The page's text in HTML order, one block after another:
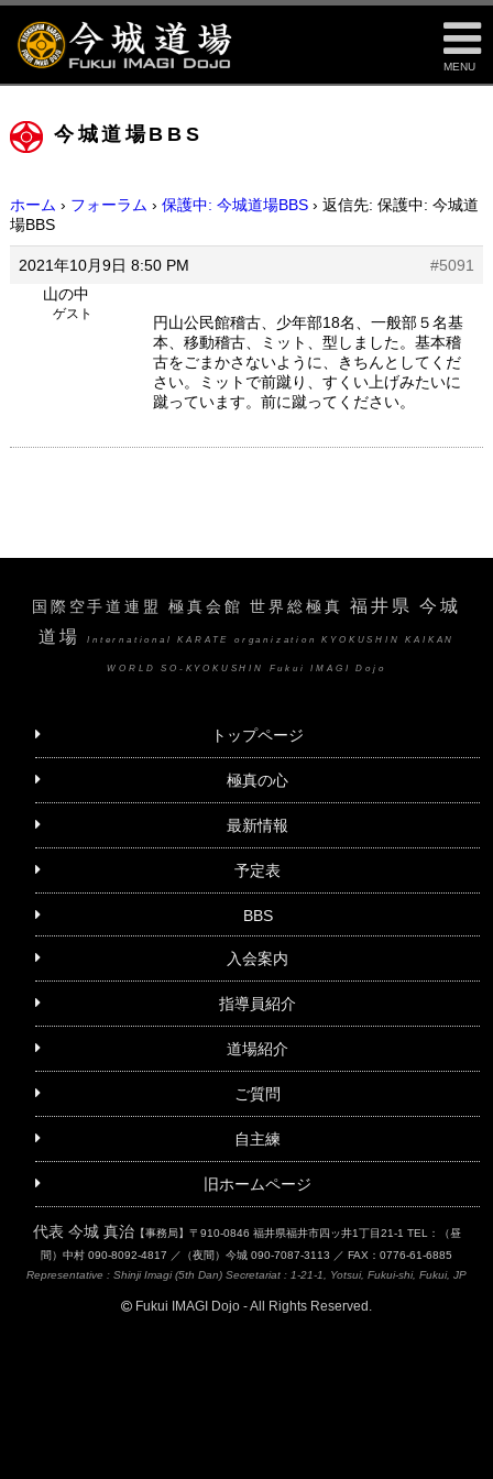
MENU
今城道場BBS
ホーム › フォーラム › 保護中: 今城道場BBS › 返信先: 保護中: 今城道
場BBS
2021年10月9日 8:50 PM
#5091
山の中
ゲスト
円山公民館稽古、少年部18名、一般部５名基
本、移動稽古、ミット、型しました。基本稽
古をごまかさないように、きちんとしてくだ
さい。ミットで前蹴り、すくい上げみたいに
蹴っています。前に蹴ってください。
国際空手道連盟 極真会館 世界総極真福井県 今城
道場
International KARATE organization KYOKUSHIN KAIKAN
WORLD SO-KYOKUSHIN Fukui IMAGI Dojo
トップページ
極真の心
最新情報
予定表
BBS
入会案内
指導員紹介
道場紹介
ご質問
自主練
旧ホームページ
代表 今城 真治【事務局】〒910-0846 福井県福井市四ッ井1丁目21-1 TEL：（昼
間）中村 090-8092-4817 ／（夜間）今城 090-7087-3113 ／ FAX：0776-61-6885
Representative : Shinji Imagi (5th Dan) Secretariat : 1-21-1, Yotsui, Fukui-shi, Fukui, JP
Fukui IMAGI Dojo - All Rights Reserved.